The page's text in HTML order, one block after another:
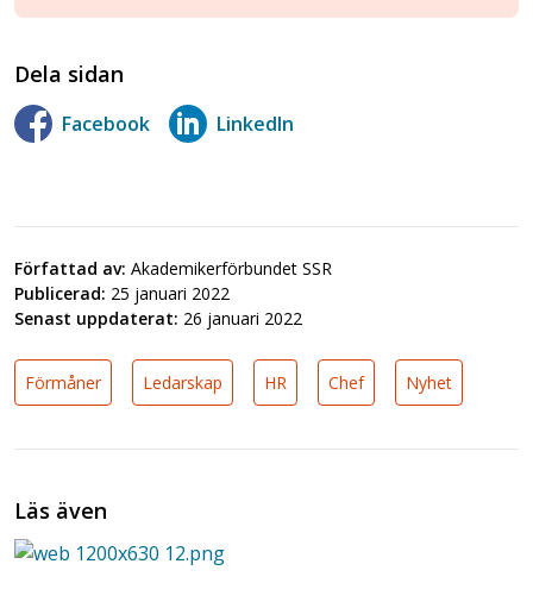
Dela sidan
Facebook LinkedIn
Författad av: Akademikerförbundet SSR
Publicerad: 25 januari 2022
Senast uppdaterat: 26 januari 2022
Förmåner Ledarskap HR Chef Nyhet
Läs även